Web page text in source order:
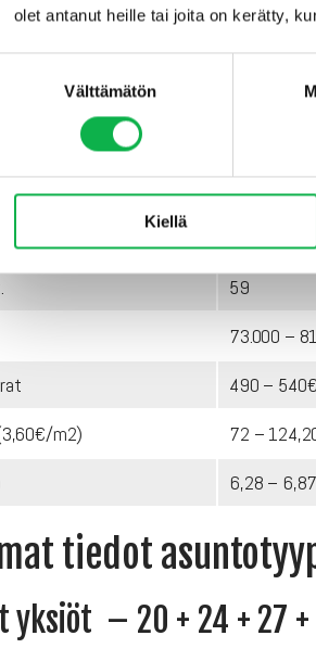
olet antanut heille tai joita on kerätty,
Välttämätön
Kiellä
on käytetty ns. käänteistä
YKSIÖT
59
73.000 –
490 – 540€
m2)
72 –
6,28 –
tiedot
yksiöt – 20 + 24 + 27